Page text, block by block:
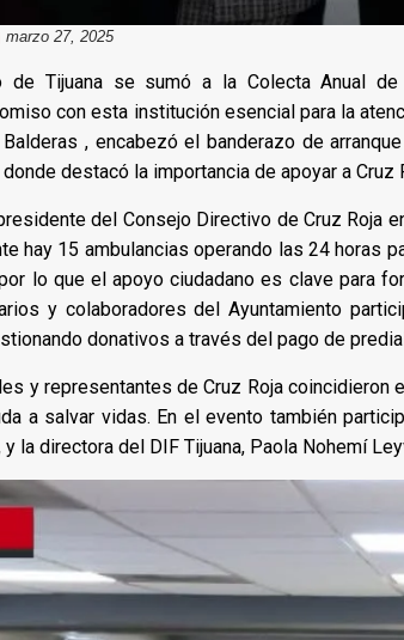
marzo 27, 2025
de Tijuana se sumó a la Colecta Anual
con esta institución esencial para la
Balderas , encabezó el banderazo de
destacó la importancia de apoyar a Cruz
del Consejo Directivo de Cruz Roja
hay 15 ambulancias operando las 24 horas
lo que el apoyo ciudadano es clave para
y colaboradores del Ayuntamiento
donativos a través del pago de
y representantes de Cruz Roja coincidieron
a salvar vidas. En el evento también
la directora del DIF Tijuana, Paola Nohemí